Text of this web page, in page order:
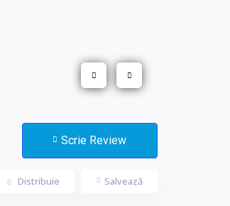
Scrie Review
Salvează
Distribuie